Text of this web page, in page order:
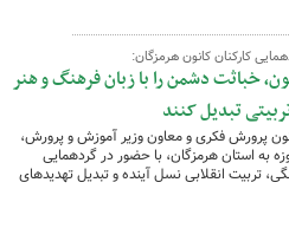
کارکنان کانون هرمزگان:
خباثت دشمن را با زبان فرهنگ و هنر
تبدیل کنند
پرورش فکری و معاون وزیر آموزش و پرورش،
به استان هرمزگان، با حضور در گردهمایی
تربیت انقلابی نسل آینده و تبدیل تهدیدهای